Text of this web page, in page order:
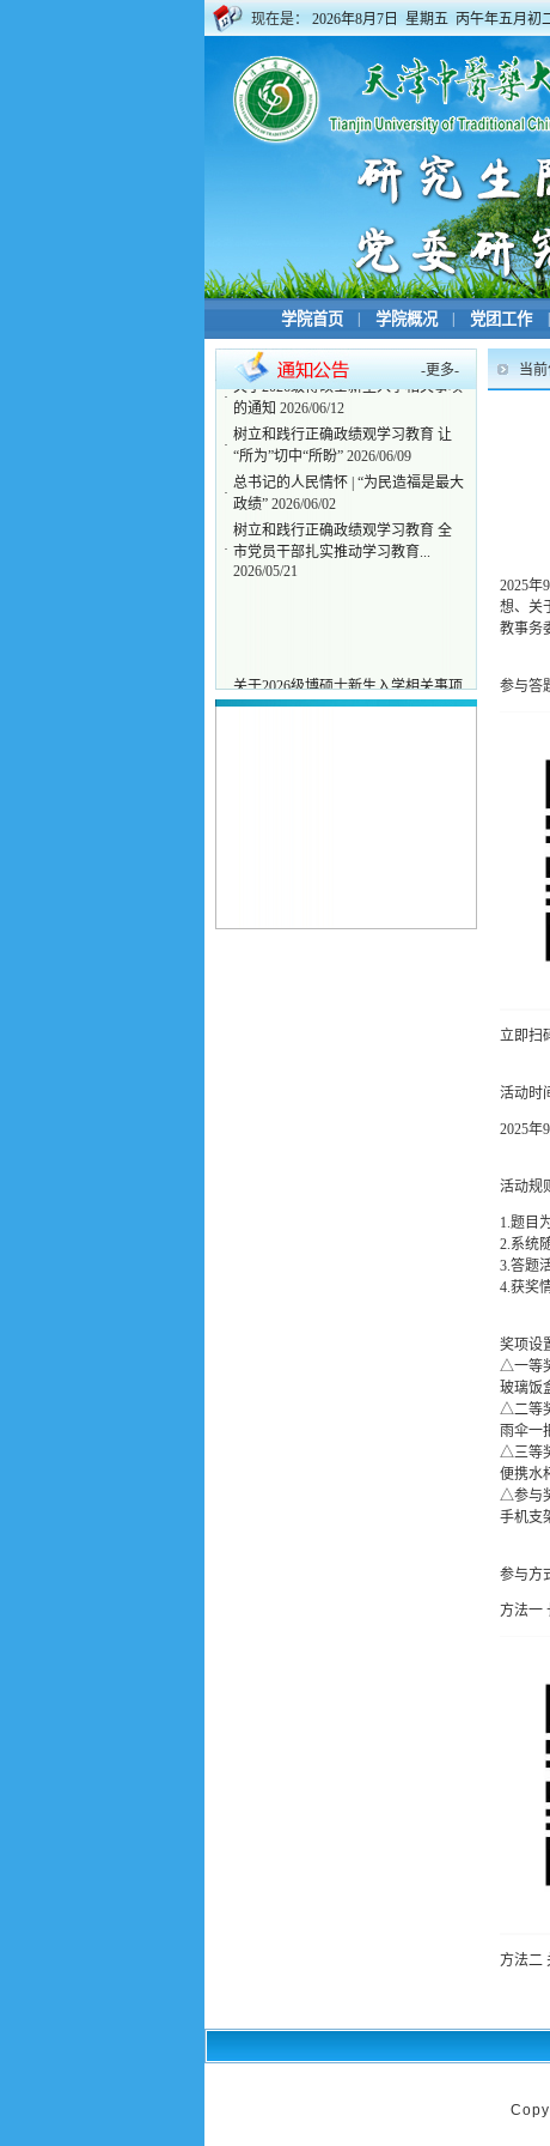
现在是： 2026年8月7日 星期五 丙午年五月初
学院首页 学院概况 党团工作
-更多-
·
关于2026级博硕士新生入学相关事项
的通知 2026/06/12
·
树立和践行正确政绩观学习教育 让
“所为”切中“所盼” 2026/06/09
·
总书记的人民情怀 | “为民造福是最大
政绩” 2026/06/02
·
树立和践行正确政绩观学习教育 全
市党员干部扎实推动学习教育...
2026/05/21
·
关于2026级博硕士新生入学相关事项
的通知 2026/06/12
当前
2025年
想、关
教事务
参与答
立即扫
活动时
2025年
活动规
1.题目
2.系统
3.答题
4.获奖
奖项设
△一等
玻璃饭
△二等
雨伞一
△三等
便携水
△参与
手机支
参与方
方法一
方法二